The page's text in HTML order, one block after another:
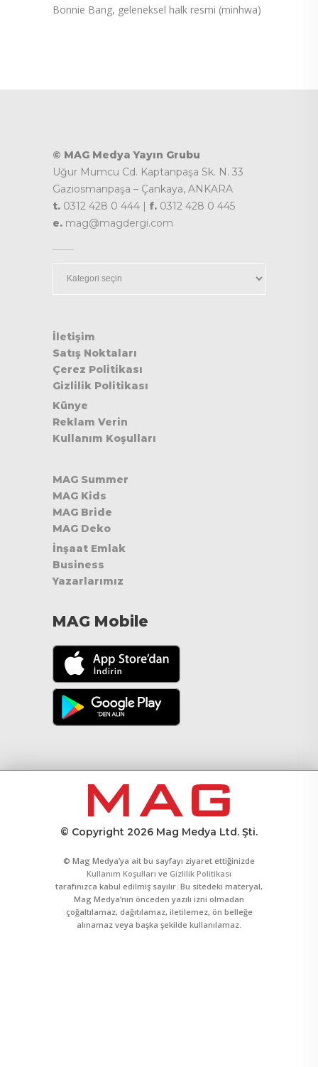
Bonnie Bang, geleneksel halk resmi (minhwa)
© MAG Medya Yayın Grubu
Uğur Mumcu Cd. Kaptanpaşa Sk. N. 33
Gaziosmanpaşa – Çankaya, ANKARA
t. 0312 428 0 444 | f. 0312 428 0 445
e. mag@magdergi.com
İletişim
Satış Noktaları
Çerez Politikası
Gizlilik Politikası
Künye
Reklam Verin
Kullanım Koşulları
MAG Summer
MAG Kids
MAG Bride
MAG Deko
İnşaat Emlak
Business
Yazarlarımız
MAG Mobile
© Copyright 2026 Mag Medya Ltd. Şti.
© Mag Medya’ya ait bu sayfayı ziyaret ettiğinizde
Kullanım Koşulları ve Gizlilik Politikası
tarafınızca kabul edilmiş sayılır. Bu sitedeki materyal,
Mag Medya’nın önceden yazılı izni olmadan
çoğaltılamaz, dağıtılamaz, iletilemez, ön belleğe
alınamaz veya başka şekilde kullanılamaz.